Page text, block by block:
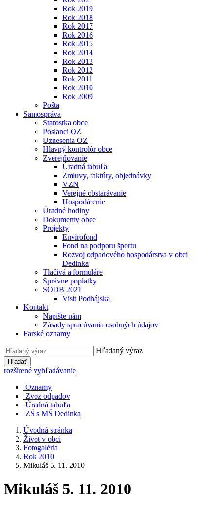
Rok 2019
Rok 2018
Rok 2017
Rok 2016
Rok 2015
Rok 2014
Rok 2013
Rok 2012
Rok 2011
Rok 2010
Rok 2009
Pošta
Samospráva
Starostka obce
Poslanci OZ
Uznesenia OZ
Hlavný kontrolór obce
Zverejňovanie
Úradná tabuľa
Zmluvy, faktúry, objednávky
VZN
Verejné obstarávanie
Hospodárenie
Úradné hodiny
Dokumenty obce
Projekty
Envirofond
Fond na podporu športu
Rozvoj odpadového hospodárstva v obci
Dedinka
Tlačivá a formuláre
Správne poplatky
SODB 2021
Visit Podhájska
Kontakt
Napíšte nám
Zásady spracúvania osobných údajov
Farské oznamy
Hľadaný výraz
Hľadať
rozšírené vyhľadávanie
Oznamy
Zvoz odpadov
Úradná tabuľa
ZŠ s MŠ Dedinka
Úvodná stránka
Život v obci
Fotogaléria
Rok 2010
Mikuláš 5. 11. 2010
Mikuláš 5. 11. 2010